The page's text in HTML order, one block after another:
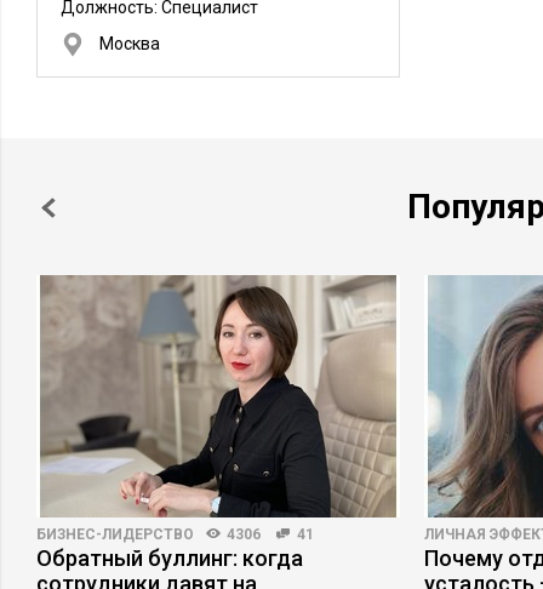
Должность: Специалист
Москва
БИЗНЕС-ЛИДЕРСТВО 4306 41
Обратный буллинг: когда
сотрудники давят на
ЛИЧНАЯ
Почему